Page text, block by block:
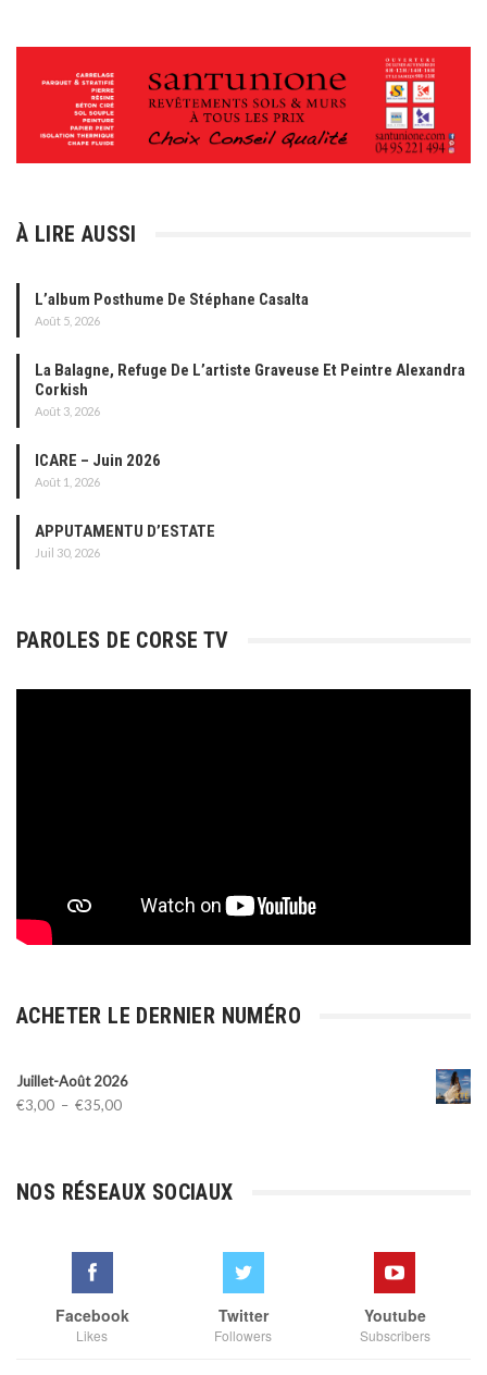
À LIRE AUSSI
L’album Posthume De Stéphane Casalta
Août 5, 2026
La Balagne, Refuge De L’artiste Graveuse Et Peintre Alexandra
Corkish
Août 3, 2026
ICARE – Juin 2026
Août 1, 2026
APPUTAMENTU D’ESTATE
Juil 30, 2026
PAROLES DE CORSE TV
ACHETER LE DERNIER NUMÉRO
Juillet-Août 2026
€3,00 – €35,00Plage
à
NOS RÉSEAUX SOCIAUX
Facebook
Likes
Twitter
Followers
Youtube
Subscribers